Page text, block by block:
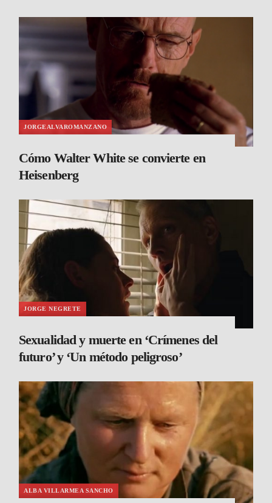
JORGEALVAROMANZANO
Cómo Walter White se convierte en
Heisenberg
JORGE NEGRETE
Sexualidad y muerte en ‘Crímenes del
futuro’ y ‘Un método peligroso’
ALBA VILLARMEA SANCHO